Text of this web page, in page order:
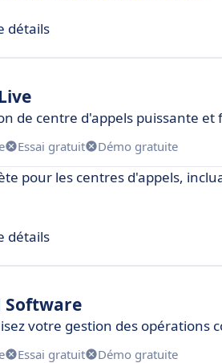
détails
de centre d'appels puissante et
Essai gratuit Démo gratuite
pour les centres d'appels,
détails
Software
votre gestion des opérations
Essai gratuit Démo gratuite